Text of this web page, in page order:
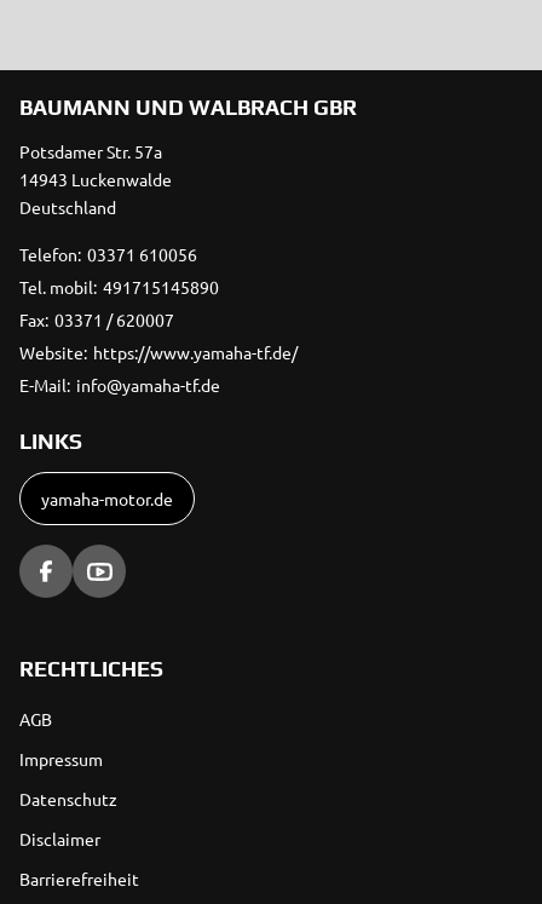
BAUMANN UND WALBRACH GBR
Potsdamer Str. 57a
14943 Luckenwalde
Deutschland
Telefon: 03371 610056
Tel. mobil: 491715145890
Fax: 03371 / 620007
Website: https://www.yamaha-tf.de/
E-Mail: info@yamaha-tf.de
LINKS
yamaha-motor.de
RECHTLICHES
AGB
Impressum
Datenschutz
Disclaimer
Barrierefreiheit